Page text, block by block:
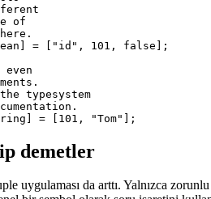
2];
of
= ["id", 101, false];
typesystem
demetler